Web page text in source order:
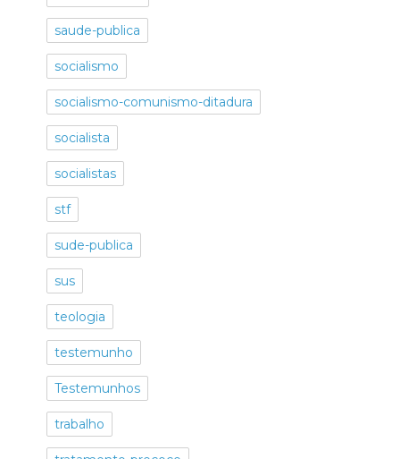
saude-publica
socialismo
socialismo-comunismo-ditadura
socialista
socialistas
stf
sude-publica
sus
teologia
testemunho
Testemunhos
trabalho